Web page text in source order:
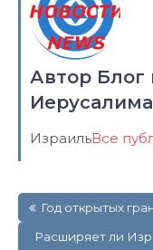
Автор Блог
Иерусалима
ИзраильВсе
по
записям
Год открытых
Расширяет ли